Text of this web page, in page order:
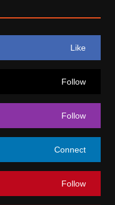
Like
Follow
Follow
Connect
Follow